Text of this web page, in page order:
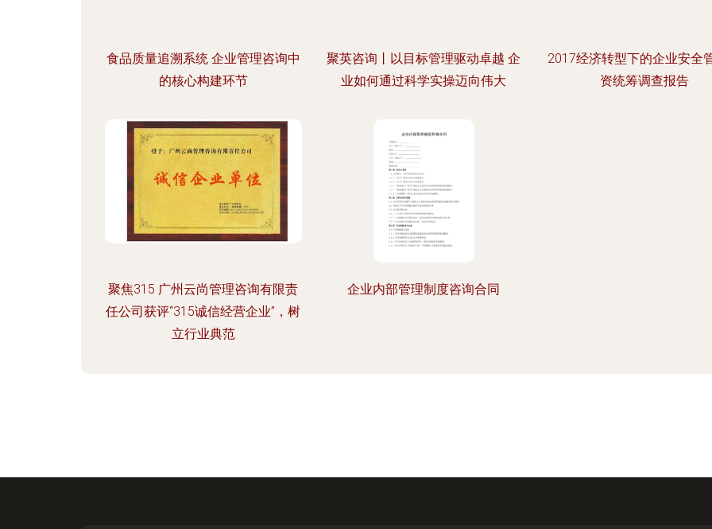
食品质量追溯系统 企业管理咨询中
的核心构建环节
聚英咨询丨以目标管理驱动卓越 企
业如何通过科学实操迈向伟大
2017经济转型下的企业安全
资统筹调查报告
聚焦315 广州云尚管理咨询有限责
任公司获评“315诚信经营企业”，树
立行业典范
企业内部管理制度咨询合同